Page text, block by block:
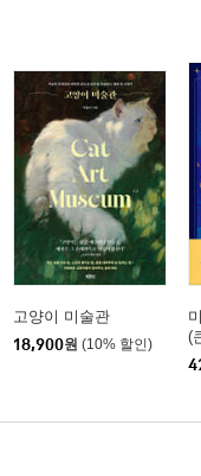
고양이 미술관
18,900원 (10% 할인)
(